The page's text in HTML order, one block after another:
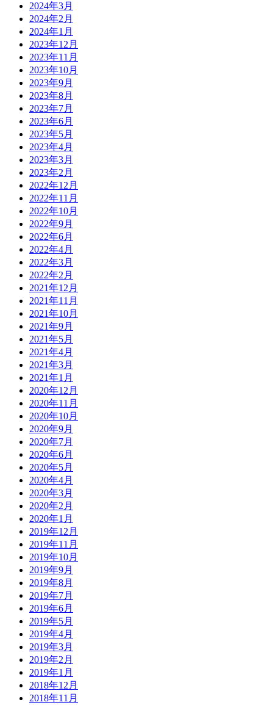
2024年3月
2024年2月
2024年1月
2023年12月
2023年11月
2023年10月
2023年9月
2023年8月
2023年7月
2023年6月
2023年5月
2023年4月
2023年3月
2023年2月
2022年12月
2022年11月
2022年10月
2022年9月
2022年6月
2022年4月
2022年3月
2022年2月
2021年12月
2021年11月
2021年10月
2021年9月
2021年5月
2021年4月
2021年3月
2021年1月
2020年12月
2020年11月
2020年10月
2020年9月
2020年7月
2020年6月
2020年5月
2020年4月
2020年3月
2020年2月
2020年1月
2019年12月
2019年11月
2019年10月
2019年9月
2019年8月
2019年7月
2019年6月
2019年5月
2019年4月
2019年3月
2019年2月
2019年1月
2018年12月
2018年11月